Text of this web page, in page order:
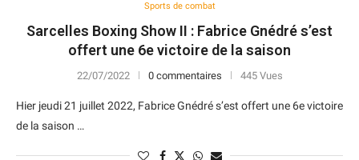
Sports de combat
Sarcelles Boxing Show II : Fabrice Gnédré s’est
offert une 6e victoire de la saison
22/07/2022 0 commentaires 445 Vues
Hier jeudi 21 juillet 2022, Fabrice Gnédré s’est offert une 6e victoire
de la saison …